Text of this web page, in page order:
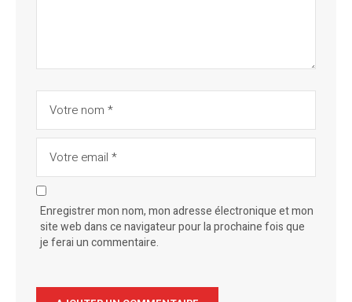
Enregistrer mon nom, mon adresse électronique et mon
site web dans ce navigateur pour la prochaine fois que
je ferai un commentaire.